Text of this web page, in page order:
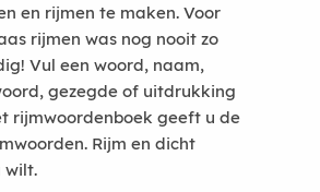
en rijmen te maken. Voor
rijmen was nog nooit zo
Vul een woord, naam,
gezegde of uitdrukking
rijmwoordenboek geeft u de
Rijm en dicht
wilt.